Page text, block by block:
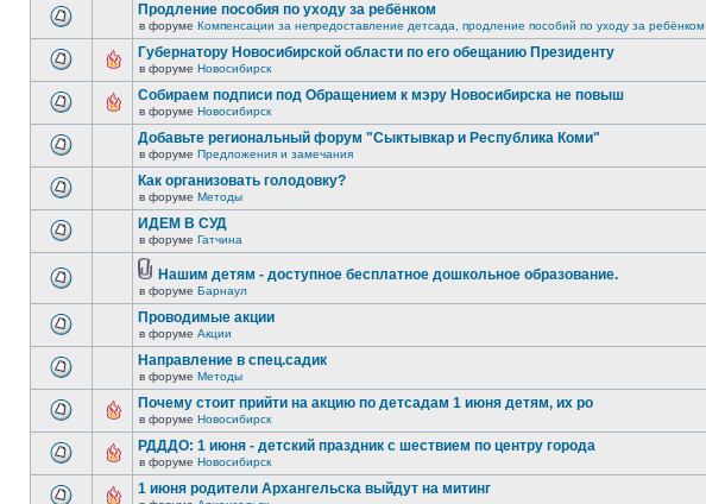
Продление пособия по уходу за ребёнком
в форуме Компенсации за непредоставление детсада, продление пособий по уходу за ребёнком
Губернатору Новосибирской области по его обещанию Президенту
в форуме Новосибирск
Собираем подписи под Обращением к мэру Новосибирска не повыш
в форуме Новосибирск
Добавьте региональный форум "Сыктывкар и Республика Коми"
в форуме Предложения и замечания
Как организовать голодовку?
в форуме Методы
ИДЕМ В СУД
в форуме Гатчина
Нашим детям - доступное бесплатное дошкольное образование.
в форуме Барнаул
Проводимые акции
в форуме Акции
Направление в спец.садик
в форуме Методы
Почему стоит прийти на акцию по детсадам 1 июня детям, их ро
в форуме Новосибирск
РДДДО: 1 июня - детский праздник с шествием по центру города
в форуме Новосибирск
1 июня родители Архангельска выйдут на митинг